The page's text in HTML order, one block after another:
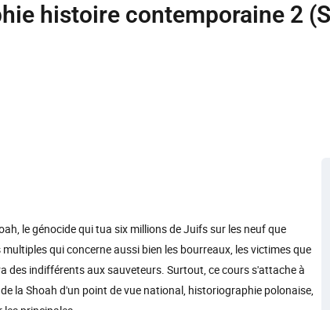
histoire contemporaine 2
le génocide qui tua six millions de Juifs sur les neuf que
qui concerne aussi bien les bourreaux, les victimes que
des indifférents aux sauveteurs. Surtout, ce cours s'attache à
la Shoah d'un point de vue national, historiographie polonaise,